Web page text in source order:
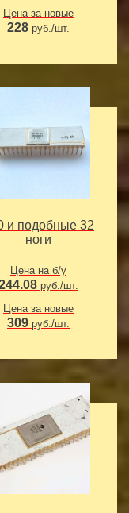
Цена за новые
228 руб./шт.
и подобные 32
ноги
Цена на б/у
руб./шт.
Цена за новые
309 руб./шт.